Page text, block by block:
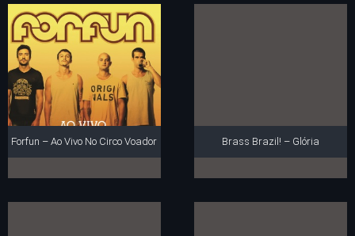
Forfun – Ao Vivo No Circo Voador Brass Brazil! – Glória